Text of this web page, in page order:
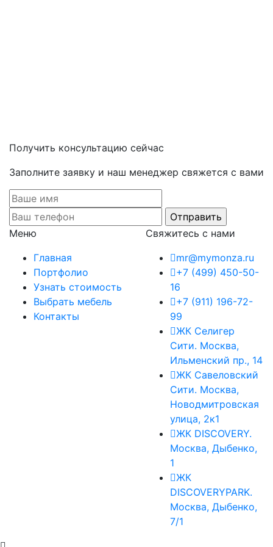
Получить консультацию сейчас
Заполните заявку и наш менеджер свяжется с вами
Меню
Главная
Портфолио
Узнать стоимость
Выбрать мебель
Контакты
Свяжитесь с нами
mr@mymonza.ru
+7 (499) 450-50-
16
+7 (911) 196-72-
99
ЖК Селигер
Сити. Москва,
Ильменский пр., 14
ЖК Савеловский
Сити. Москва,
Новодмитровская
улица, 2к1
ЖК DISCOVERY.
Москва, Дыбенко,
1
ЖК
DISCOVERYPARK.
Москва, Дыбенко,
7/1